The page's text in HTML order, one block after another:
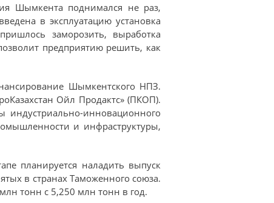
Шымкента поднимался не раз,
в эксплуатацию установка
заморозить, выработка
предприятию решить, как
Шымкентского НПЗ.
Ойл Продактс» (ПКОП).
индустриально-инновационного
и инфраструктуры,
планируется наладить выпуск
в странах Таможенного союза.
тонн с 5,250 млн тонн в год.